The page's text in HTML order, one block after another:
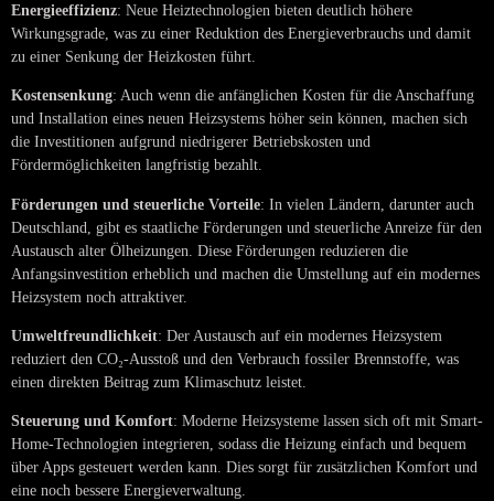
Energieeffizienz: Neue Heiztechnologien bieten deutlich höhere
Wirkungsgrade, was zu einer Reduktion des Energieverbrauchs und damit
zu einer Senkung der Heizkosten führt.
Kostensenkung: Auch wenn die anfänglichen Kosten für die Anschaffung
und Installation eines neuen Heizsystems höher sein können, machen sich
die Investitionen aufgrund niedrigerer Betriebskosten und
Fördermöglichkeiten langfristig bezahlt.
Förderungen und steuerliche Vorteile: In vielen Ländern, darunter auch
Deutschland, gibt es staatliche Förderungen und steuerliche Anreize für den
Austausch alter Ölheizungen. Diese Förderungen reduzieren die
Anfangsinvestition erheblich und machen die Umstellung auf ein modernes
Heizsystem noch attraktiver.
Umweltfreundlichkeit: Der Austausch auf ein modernes Heizsystem
reduziert den CO₂-Ausstoß und den Verbrauch fossiler Brennstoffe, was
einen direkten Beitrag zum Klimaschutz leistet.
Steuerung und Komfort: Moderne Heizsysteme lassen sich oft mit Smart-
Home-Technologien integrieren, sodass die Heizung einfach und bequem
über Apps gesteuert werden kann. Dies sorgt für zusätzlichen Komfort und
eine noch bessere Energieverwaltung.